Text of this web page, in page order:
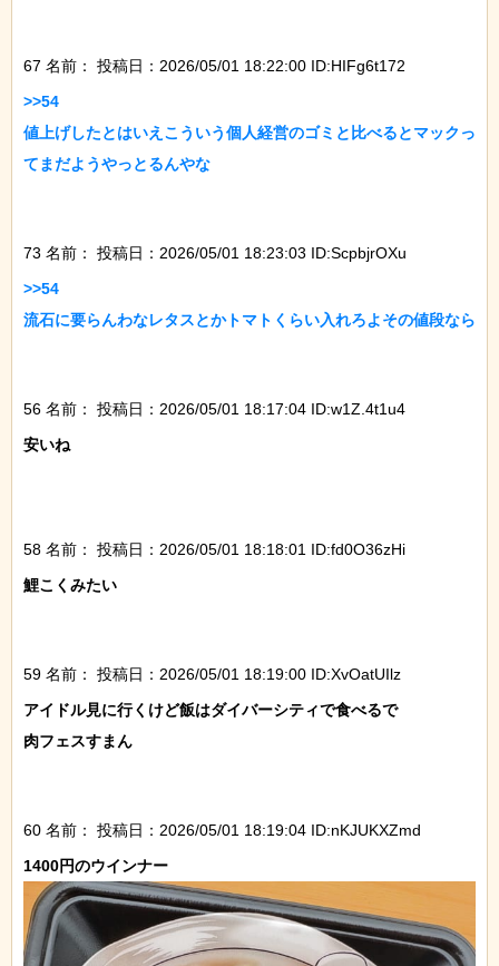
67 名前：
投稿日：2026/05/01 18:22:00 ID:HIFg6t172
>>54
値上げしたとはいえこういう個人経営のゴミと比べるとマックっ
てまだようやっとるんやな
73 名前：
投稿日：2026/05/01 18:23:03 ID:ScpbjrOXu
>>54
流石に要らんわなレタスとかトマトくらい入れろよその値段なら
56 名前：
投稿日：2026/05/01 18:17:04 ID:w1Z.4t1u4
安いね
58 名前：
投稿日：2026/05/01 18:18:01 ID:fd0O36zHi
鯉こくみたい
59 名前：
投稿日：2026/05/01 18:19:00 ID:XvOatUIlz
アイドル見に行くけど飯はダイバーシティで食べるで
肉フェスすまん
60 名前：
投稿日：2026/05/01 18:19:04 ID:nKJUKXZmd